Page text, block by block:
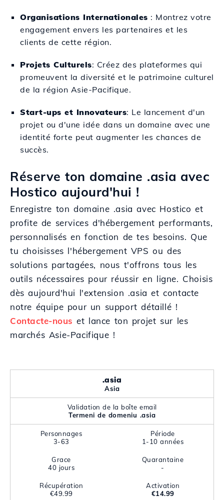
Organisations Internationales : Montrez votre
engagement envers les partenaires et les
clients de cette région.
Projets Culturels: Créez des plateformes qui
promeuvent la diversité et le patrimoine culturel
de la région Asie-Pacifique.
Start-ups et Innovateurs: Le lancement d'un
projet ou d'une idée dans un domaine avec une
identité forte peut augmenter les chances de
succès.
Réserve ton domaine .asia avec
Hostico aujourd'hui !
Enregistre ton domaine .asia avec Hostico et
profite de services d'hébergement performants,
personnalisés en fonction de tes besoins. Que
tu choisisses l'hébergement VPS ou des
solutions partagées, nous t'offrons tous les
outils nécessaires pour réussir en ligne. Choisis
dès aujourd'hui l'extension .asia et contacte
notre équipe pour un support détaillé !
Contacte-nous et lance ton projet sur les
marchés Asie-Pacifique !
.asia
Asia
Validation de la boîte email
Termeni de domeniu .asia
Personnages
3-63
Période
1-10 années
Grace
40 jours
Quarantaine
-
Récupération
€49.99
Activation
€14.99